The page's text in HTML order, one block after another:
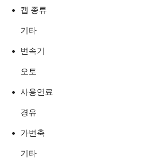
캡 종류
기타
변속기
오토
사용연료
경유
가변축
기타